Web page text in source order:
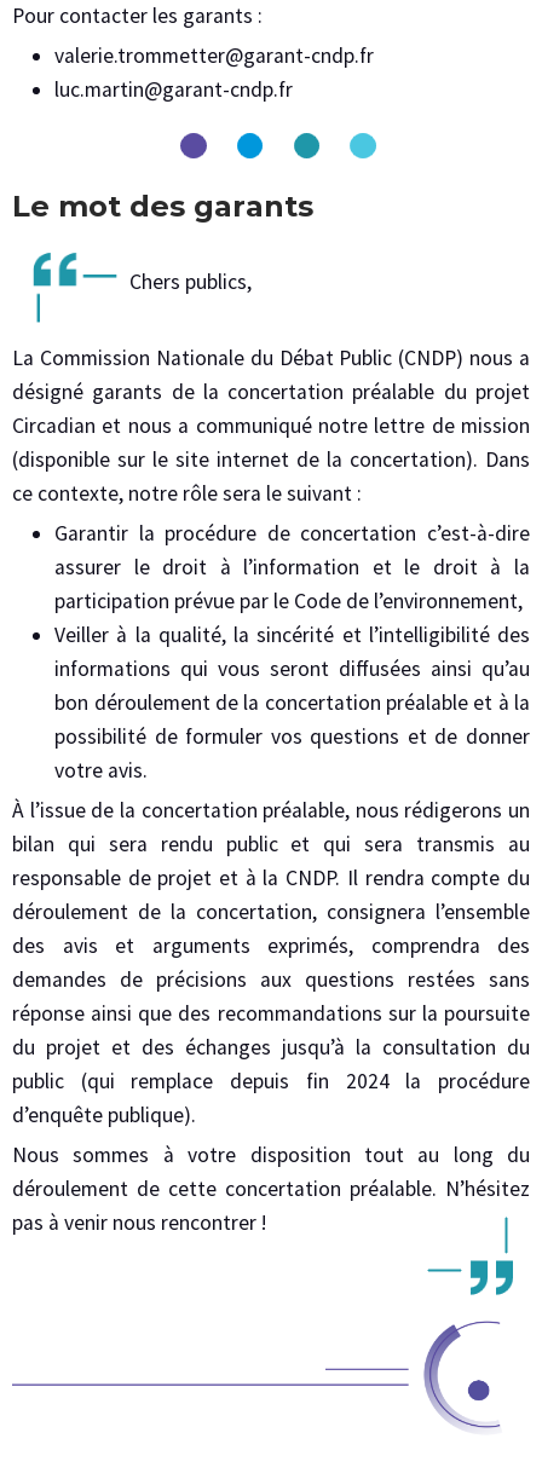
Pour contacter les garants :
valerie.trommetter@garant-cndp.fr
luc.martin@garant-cndp.fr
Le mot des garants
Chers publics,
La Commission Nationale du Débat Public (CNDP) nous a
désigné garants de la concertation préalable du projet
Circadian et nous a communiqué notre lettre de mission
(disponible sur le site internet de la concertation). Dans
ce contexte, notre rôle sera le suivant :
Garantir la procédure de concertation c’est-à-dire
assurer le droit à l’information et le droit à la
participation prévue par le Code de l’environnement,
Veiller à la qualité, la sincérité et l’intelligibilité des
informations qui vous seront diffusées ainsi qu’au
bon déroulement de la concertation préalable et à la
possibilité de formuler vos questions et de donner
votre avis.
À l’issue de la concertation préalable, nous rédigerons un
bilan qui sera rendu public et qui sera transmis au
responsable de projet et à la CNDP. Il rendra compte du
déroulement de la concertation, consignera l’ensemble
des avis et arguments exprimés, comprendra des
demandes de précisions aux questions restées sans
réponse ainsi que des recommandations sur la poursuite
du projet et des échanges jusqu’à la consultation du
public (qui remplace depuis fin 2024 la procédure
d’enquête publique).
Nous sommes à votre disposition tout au long du
déroulement de cette concertation préalable. N’hésitez
pas à venir nous rencontrer !